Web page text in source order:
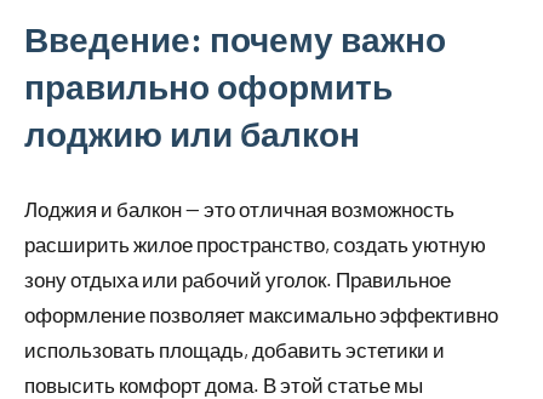
Введение: почему важно
правильно оформить
лоджию или балкон
Лоджия и балкон — это отличная возможность
расширить жилое пространство, создать уютную
зону отдыха или рабочий уголок. Правильное
оформление позволяет максимально эффективно
использовать площадь, добавить эстетики и
повысить комфорт дома. В этой статье мы